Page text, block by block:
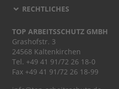
RECHTLICHES
TOP ARBEITSSCHUTZ GMBH
Grashofstr. 3
24568 Kaltenkirchen
Tel. +49 41 91/72 26 18-0
Fax +49 41 91/72 26 18-99